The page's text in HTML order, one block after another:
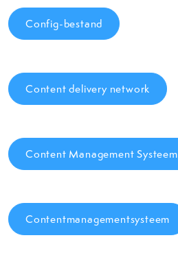
Config-bestand
Content delivery network
Content Management Systeem
Contentmanagementsysteem